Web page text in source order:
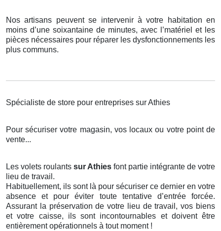
Nos artisans peuvent se intervenir à votre habitation en
moins d’une soixantaine de minutes, avec l’matériel et les
pièces nécessaires pour réparer les dysfonctionnements les
plus communs.
Spécialiste de store pour entreprises sur Athies
Pour sécuriser votre magasin, vos locaux ou votre point de
vente...
Les volets roulants sur Athies font partie intégrante de votre
lieu de travail.
Habituellement, ils sont là pour sécuriser ce dernier en votre
absence et pour éviter toute tentative d’entrée forcée.
Assurant la préservation de votre lieu de travail, vos biens
et votre caisse, ils sont incontournables et doivent être
entièrement opérationnels à tout moment !